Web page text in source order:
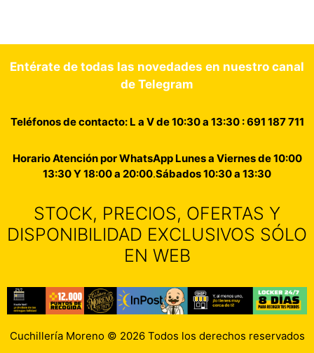
Entérate de todas las novedades en nuestro canal
de Telegram
Teléfonos de contacto: L a V de 10:30 a 13:30 : 691 187 711
Horario Atención por WhatsApp Lunes a Viernes de 10:00
13:30 Y 18:00 a 20:00.Sábados 10:30 a 13:30
STOCK, PRECIOS, OFERTAS Y
DISPONIBILIDAD EXCLUSIVOS SÓLO
EN WEB
Cuchillería Moreno © 2026 Todos los derechos reservados